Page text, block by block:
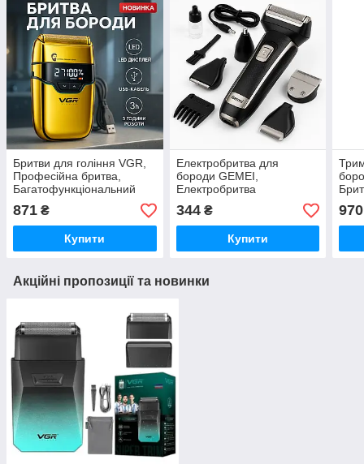
Бритви для гоління VGR,
Професійна бритва,
Багатофункціональний
тример для стрижки
волосся і бороди JZ-48
871 ₴
Купити
Електробритва для
бороди GEMEI,
Електробритва
портативна бритва,
Бритви акумуляторні,
Тример для бороди TH-63
344₴
Купити
19
970
Акційні пропозиції та новинки